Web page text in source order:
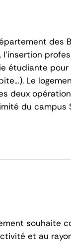
des
étudiante
Le
deux
du campus
souhaite
et au